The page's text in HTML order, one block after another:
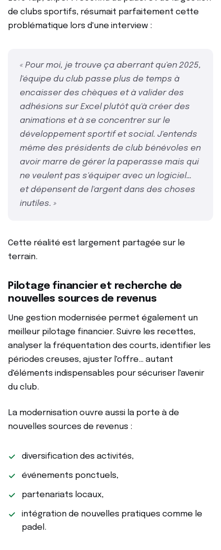
de clubs sportifs, résumait parfaitement cette
problématique lors d'une interview :
« Pour moi, je trouve ça aberrant qu'en 2025,
l'équipe du club passe plus de temps à
encaisser des chèques et à valider des
adhésions sur Excel plutôt qu'à créer des
animations et à se concentrer sur le
développement sportif et social. J'entends
même des présidents de club bénévoles en
avoir marre de gérer la paperasse mais qui
ne veulent pas s'équiper avec un logiciel…
et dépensent de l'argent dans des choses
inutiles. »
Cette réalité est largement partagée sur le
terrain.
Pilotage financier et recherche de
nouvelles sources de revenus
Une gestion modernisée permet également un
meilleur pilotage financier. Suivre les recettes,
analyser la fréquentation des courts, identifier les
périodes creuses, ajuster l'offre… autant
d'éléments indispensables pour sécuriser l'avenir
du club.
La modernisation ouvre aussi la porte à de
nouvelles sources de revenus :
diversification des activités,
événements ponctuels,
partenariats locaux,
intégration de nouvelles pratiques comme le
padel.